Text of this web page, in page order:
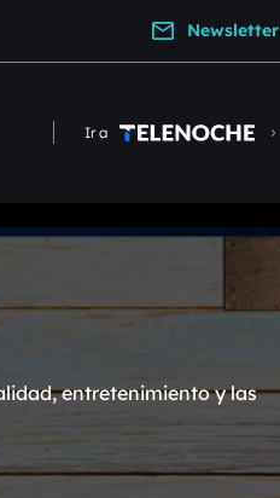
Newsletter
Ir a
entretenimiento y las